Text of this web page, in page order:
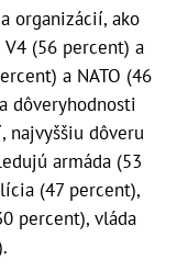
organizácií, ako
(56 percent) a
a NATO (46
dôveryhodnosti
dôveru
armáda (53
(47 percent),
percent), vláda